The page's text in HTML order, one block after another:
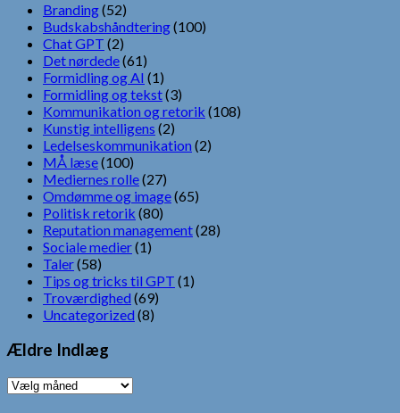
Branding(52)
Budskabshåndtering(100)
Chat GPT (2)
Det nørdede(61)
Formidling og AI (1)
Formidling og tekst(3)
Kommunikation og retorik (108)
Kunstig intelligens (2)
Ledelseskommunikation (2)
MÅ læse(100)
Mediernes rolle(27)
Omdømme og image(65)
Politisk retorik (80)
Reputation management(28)
Sociale medier(1)
Taler(58)
Tips og tricks til GPT (1)
Troværdighed (69)
Uncategorized (8)
Ældre Indlæg
Ældre